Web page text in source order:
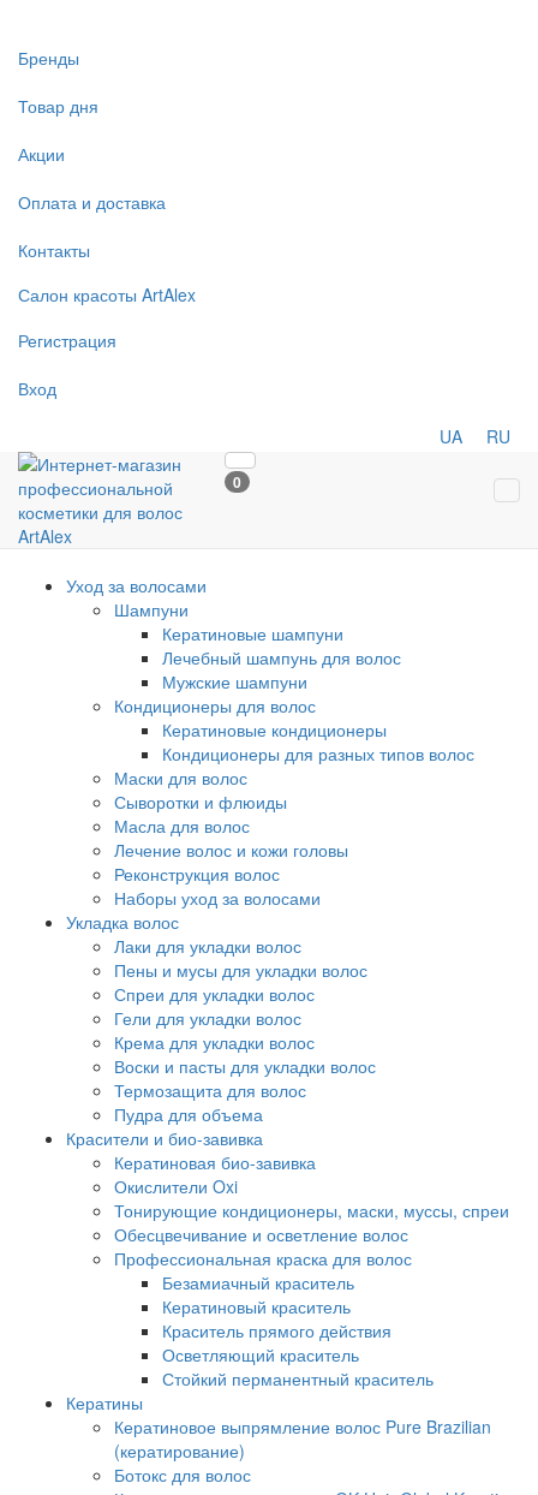
Бренды
Товар дня
Акции
Оплата и доставка
Контакты
Салон красоты ArtAlex
Регистрация
Вход
UA RU
0
Уход за волосами
Шампуни
Кератиновые шампуни
Лечебный шампунь для волос
Мужские шампуни
Кондиционеры для волос
Кератиновые кондиционеры
Кондиционеры для разных типов волос
Маски для волос
Сыворотки и флюиды
Масла для волос
Лечение волос и кожи головы
Реконструкция волос
Наборы уход за волосами
Укладка волос
Лаки для укладки волос
Пены и мусы для укладки волос
Спреи для укладки волос
Гели для укладки волос
Крема для укладки волос
Воски и пасты для укладки волос
Термозащита для волос
Пудра для объема
Красители и био-завивка
Кератиновая био-завивка
Окислители Oxi
Тонирующие кондиционеры, маски, муссы, спреи
Обесцвечивание и осветление волос
Профессиональная краска для волос
Безамиачный краситель
Кератиновый краситель
Краситель прямого действия
Осветляющий краситель
Стойкий перманентный краситель
Кератины
Кератиновое выпрямление волос Pure Brazilian
(кератирование)
Ботокс для волос